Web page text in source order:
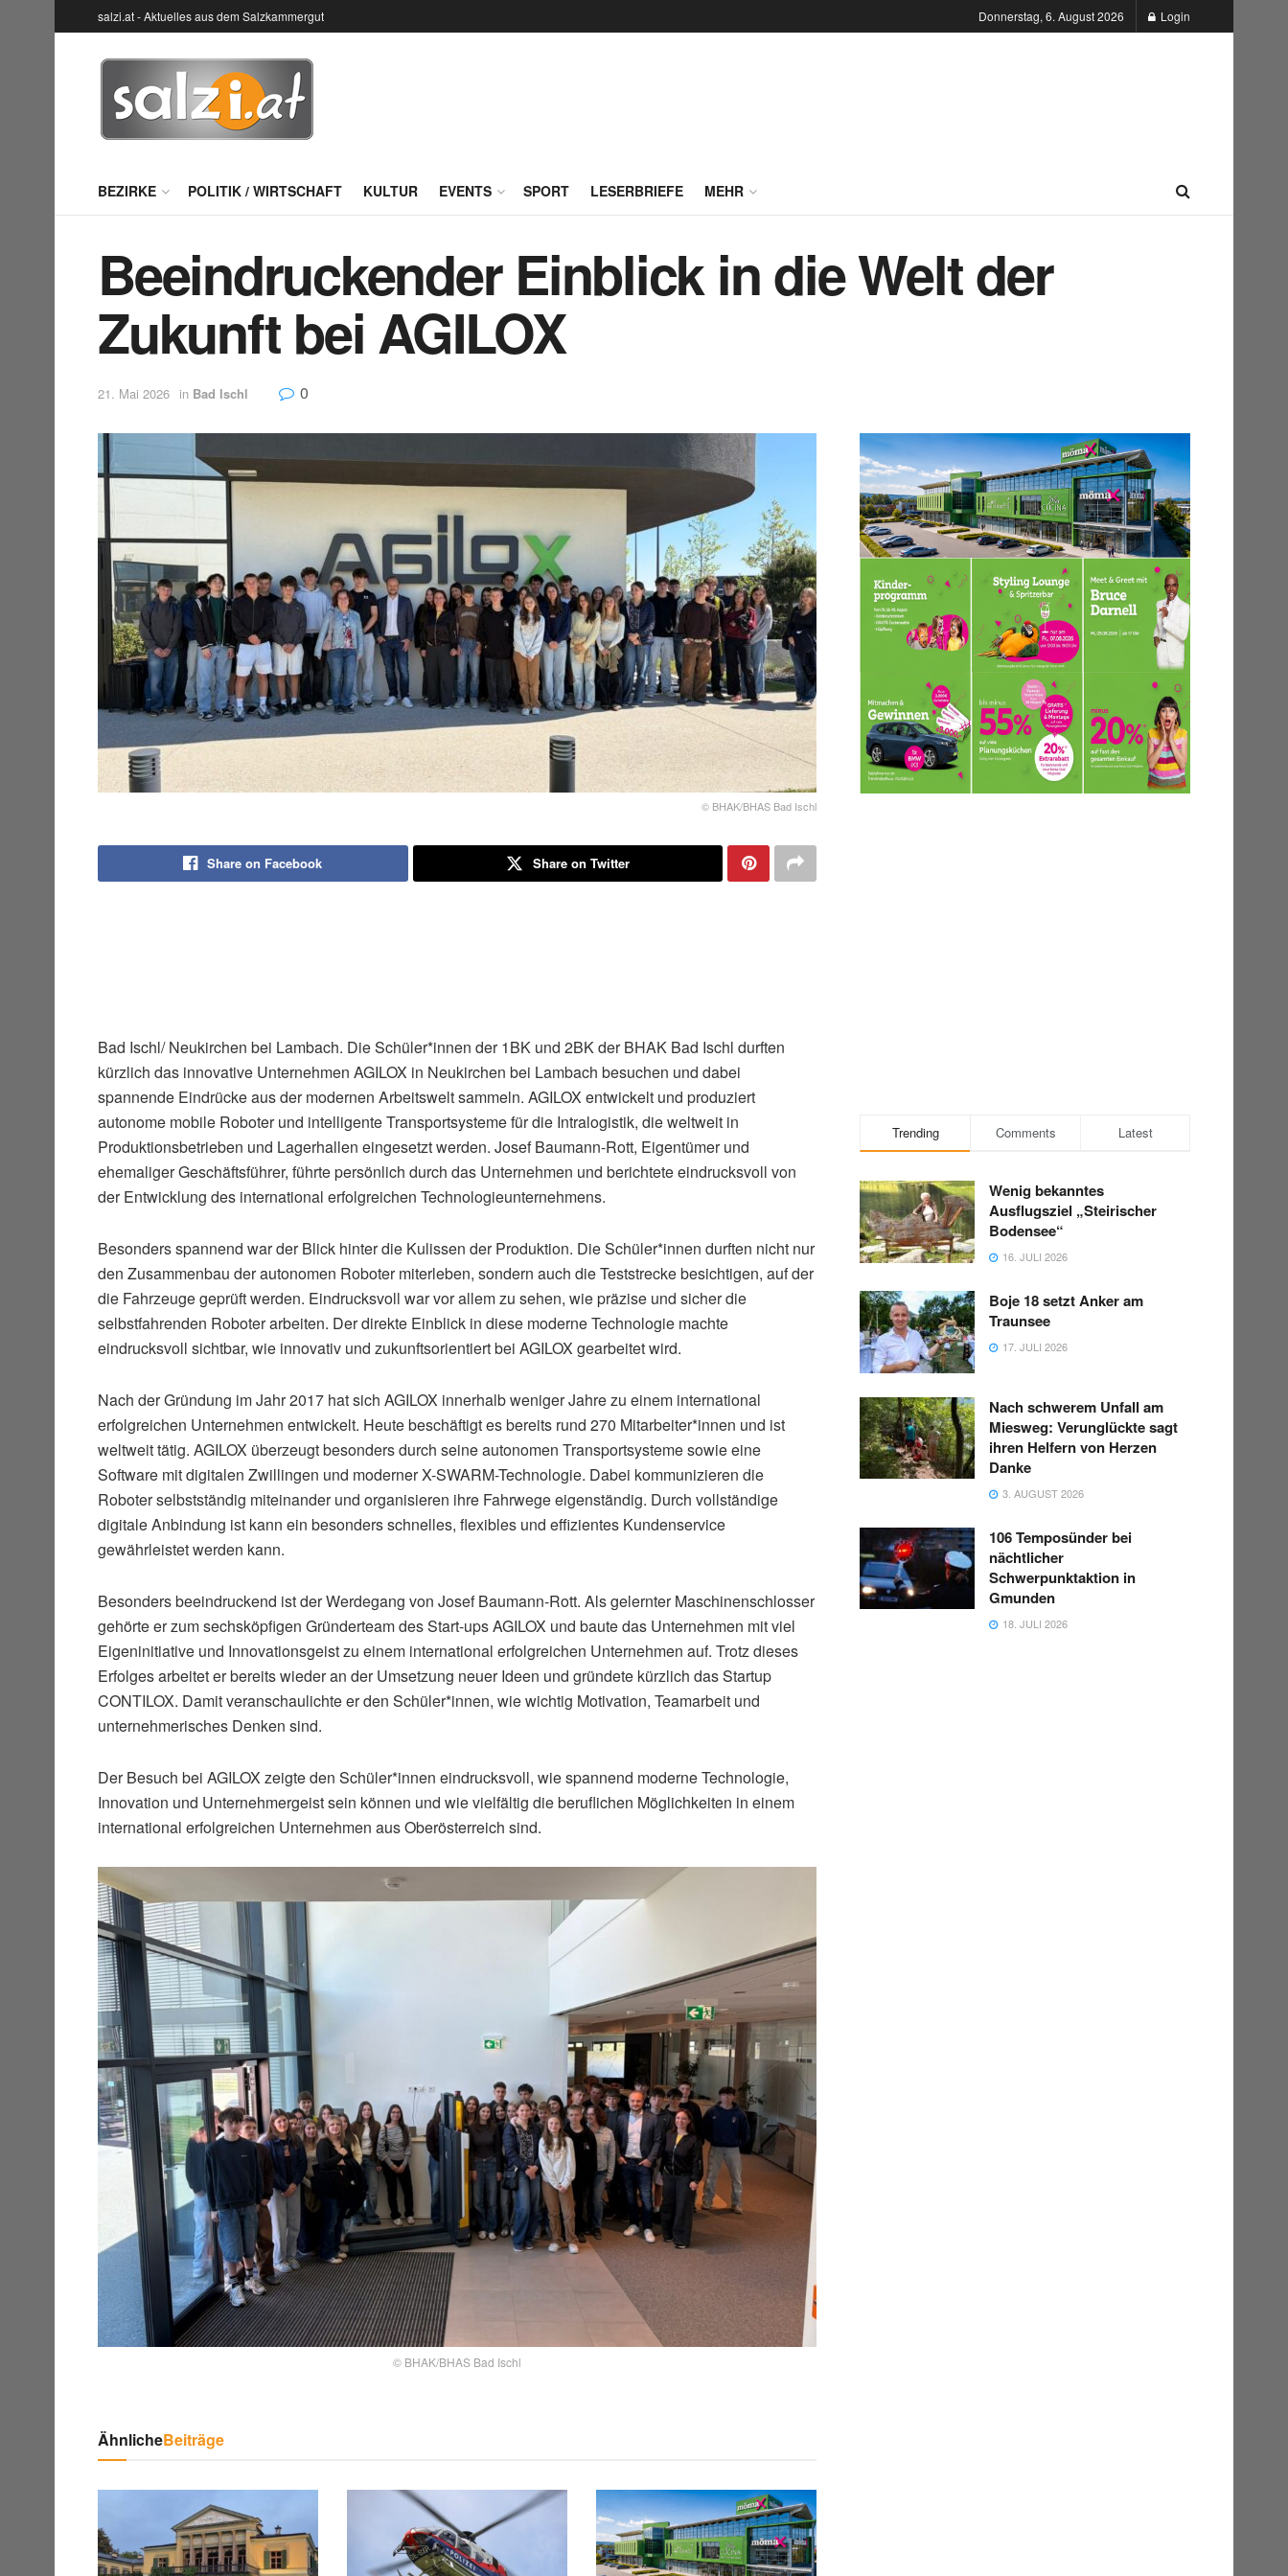
salzi.at - Aktuelles aus dem Salzkammergut Donnerstag, 6. August 2026 Login
BEZIRKE POLITIK / WIRTSCHAFT KULTUR EVENTS SPORT LESERBRIEFE MEHR
Beeindruckender Einblick in die Welt der
Zukunft bei AGILOX
21. Mai 2026 in Bad Ischl 0
© BHAK/BHAS Bad Ischl
Share on Facebook Share on Twitter
Bad Ischl/ Neukirchen bei Lambach. Die Schüler*innen der 1BK und 2BK der BHAK Bad Ischl durften
kürzlich das innovative Unternehmen AGILOX in Neukirchen bei Lambach besuchen und dabei
spannende Eindrücke aus der modernen Arbeitswelt sammeln. AGILOX entwickelt und produziert
autonome mobile Roboter und intelligente Transportsysteme für die Intralogistik, die weltweit in
Produktionsbetrieben und Lagerhallen eingesetzt werden. Josef Baumann-Rott, Eigentümer und
ehemaliger Geschäftsführer, führte persönlich durch das Unternehmen und berichtete eindrucksvoll von
der Entwicklung des international erfolgreichen Technologieunternehmens.
Besonders spannend war der Blick hinter die Kulissen der Produktion. Die Schüler*innen durften nicht nur
den Zusammenbau der autonomen Roboter miterleben, sondern auch die Teststrecke besichtigen, auf der
die Fahrzeuge geprüft werden. Eindrucksvoll war vor allem zu sehen, wie präzise und sicher die
selbstfahrenden Roboter arbeiten. Der direkte Einblick in diese moderne Technologie machte
eindrucksvoll sichtbar, wie innovativ und zukunftsorientiert bei AGILOX gearbeitet wird.
Nach der Gründung im Jahr 2017 hat sich AGILOX innerhalb weniger Jahre zu einem international
erfolgreichen Unternehmen entwickelt. Heute beschäftigt es bereits rund 270 Mitarbeiter*innen und ist
weltweit tätig. AGILOX überzeugt besonders durch seine autonomen Transportsysteme sowie eine
Software mit digitalen Zwillingen und moderner X-SWARM-Technologie. Dabei kommunizieren die
Roboter selbstständig miteinander und organisieren ihre Fahrwege eigenständig. Durch vollständige
digitale Anbindung ist kann ein besonders schnelles, flexibles und effizientes Kundenservice
gewährleistet werden kann.
Besonders beeindruckend ist der Werdegang von Josef Baumann-Rott. Als gelernter Maschinenschlosser
gehörte er zum sechsköpfigen Gründerteam des Start-ups AGILOX und baute das Unternehmen mit viel
Eigeninitiative und Innovationsgeist zu einem international erfolgreichen Unternehmen auf. Trotz dieses
Erfolges arbeitet er bereits wieder an der Umsetzung neuer Ideen und gründete kürzlich das Startup
CONTILOX. Damit veranschaulichte er den Schüler*innen, wie wichtig Motivation, Teamarbeit und
unternehmerisches Denken sind.
Der Besuch bei AGILOX zeigte den Schüler*innen eindrucksvoll, wie spannend moderne Technologie,
Innovation und Unternehmergeist sein können und wie vielfältig die beruflichen Möglichkeiten in einem
international erfolgreichen Unternehmen aus Oberösterreich sind.
© BHAK/BHAS Bad Ischl
ÄhnlicheBeiträge
Trending Comments Latest
Wenig bekanntes
Ausflugsziel „Steirischer
Bodensee“
16. JULI 2026
Boje 18 setzt Anker am
Traunsee
17. JULI 2026
Nach schwerem Unfall am
Miesweg: Verunglückte sagt
ihren Helfern von Herzen
Danke
3. AUGUST 2026
106 Temposünder bei
nächtlicher
Schwerpunktaktion in
Gmunden
18. JULI 2026